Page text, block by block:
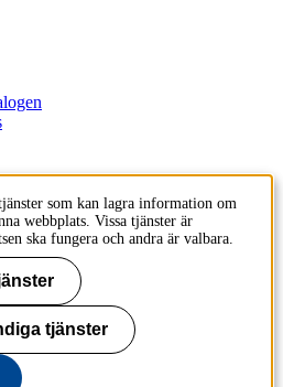
som kan lagra information om
webbplats. Vissa tjänster är
ska fungera och andra är valbara.
tjänster